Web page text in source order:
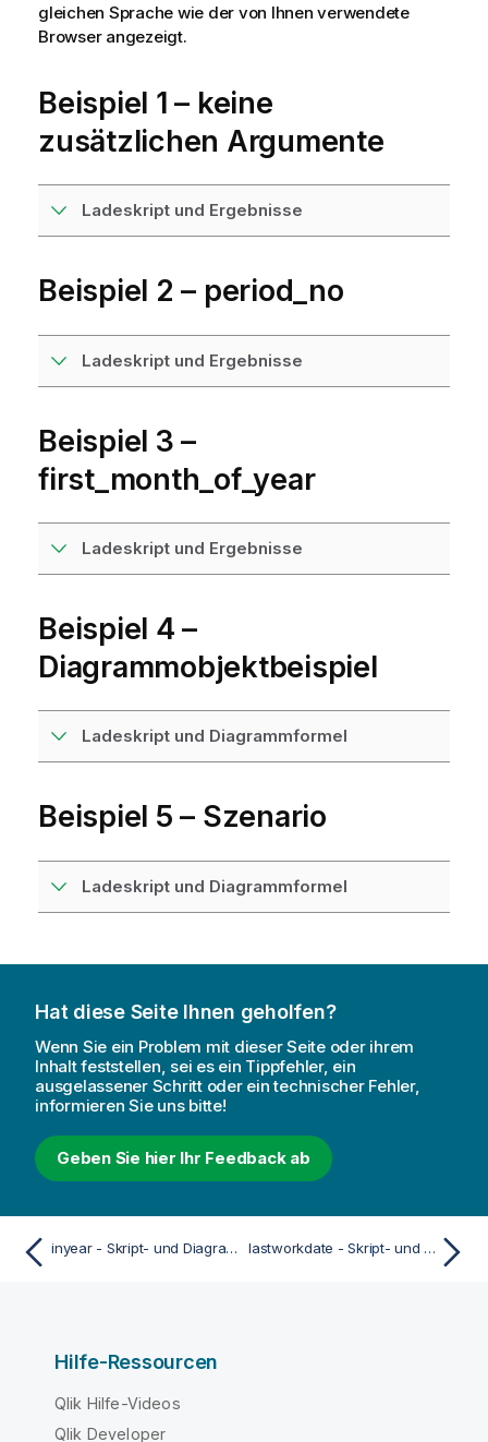
gleichen Sprache wie der von Ihnen verwendete
Browser angezeigt.
Beispiel 1 – keine
zusätzlichen Argumente
Ladeskript und Ergebnisse
Beispiel 2 – period_no
Ladeskript und Ergebnisse
Beispiel 3 –
first_month_of_year
Ladeskript und Ergebnisse
Beispiel 4 –
Diagrammobjektbeispiel
Ladeskript und Diagrammformel
Beispiel 5 – Szenario
Ladeskript und Diagrammformel
Hat diese Seite Ihnen geholfen?
Wenn Sie ein Problem mit dieser Seite oder ihrem
Inhalt feststellen, sei es ein Tippfehler, ein
ausgelassener Schritt oder ein technischer Fehler,
informieren Sie uns bitte!
Geben Sie hier Ihr Feedback ab
inyear - Skript- und Diagrammfunktion lastworkdate - Skript- und Diagrammfunktion
Hilfe-Ressourcen
Qlik Hilfe-Videos
Qlik Developer